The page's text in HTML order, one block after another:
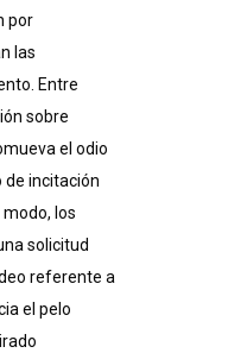
por
las
Entre
sobre
el odio
de incitación
los
solicitud
referente a
el pelo